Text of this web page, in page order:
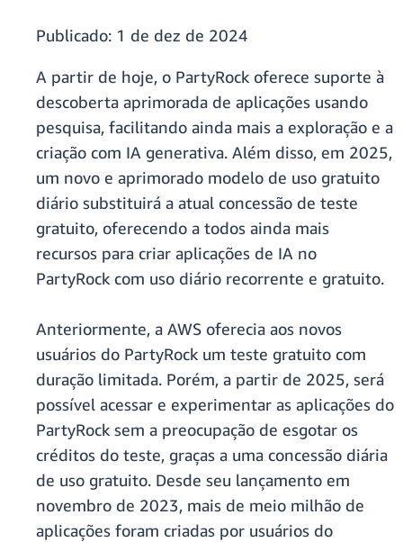
Publicado: 1 de dez de 2024
A partir de hoje, o PartyRock oferece suporte à
descoberta aprimorada de aplicações usando
pesquisa, facilitando ainda mais a exploração e a
criação com IA generativa. Além disso, em 2025,
um novo e aprimorado modelo de uso gratuito
diário substituirá a atual concessão de teste
gratuito, oferecendo a todos ainda mais
recursos para criar aplicações de IA no
PartyRock com uso diário recorrente e gratuito.
Anteriormente, a AWS oferecia aos novos
usuários do PartyRock um teste gratuito com
duração limitada. Porém, a partir de 2025, será
possível acessar e experimentar as aplicações do
PartyRock sem a preocupação de esgotar os
créditos do teste, graças a uma concessão diária
de uso gratuito. Desde seu lançamento em
novembro de 2023, mais de meio milhão de
aplicações foram criadas por usuários do